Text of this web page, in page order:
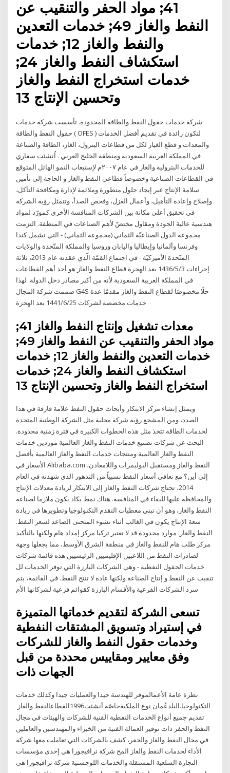
41; مواد الحفر والتنقيب عن
النفط والغاز 49; خدمات التعدين
والنفط والغاز 12; خدمات
استكشاف النفط والغاز 24;
خدمات استخراج النفط والغاز
وتحسين الإنتاج 13
شركة خدمات حقول النفط والطاقة المحدودة. تأسست شركة خدمات
حقول النفط والطاقة ( OFES ) لتكون رائدة في تقديم أفضل الخدمات
والمعدات و قطع الغيار لكل من قطاعات البترول، الغاز، الطاقة والصناعة
في المملكة العربية السعودية ومنطقة الخليج العربي . اُنشئت سفاري
للخدمات البترولية والغاز في عام ٢٠٠٧م لإستيعاب النمو الهائل المتوقع
في القطاعات الصناعية وخصوصاً قطاعي النفط والغاز و الحاجة إلى تأمين
سلامة الإنتاج عبر إيجاد حلول متطورة وملائمة لإدارة ومكافحة التآكل،
وإصلاح وإعادة التأهيل، وأعمال العزل، وفحص الصدأ، وتتمثل رؤية الشركة
في تحقيق أعلى مكانة بين الشركات المنافسة الأخرى كمورّد لمواد
هندسية عالية الجودة ومقاول مختصّ لأهم الصناعات في المنطقة. التزمت
مجموعة الدول الصناعيّة الثماني (مجموعة الثماني) - التي تشمل كندا
وفرنسا وألمانيا وإيطاليا واليابان وروسيا والمملكة المتّحدة والولايات
المتّحدة الأميركيّة - في اجتماع القمّة الّذي عقدته عام 2013، ثلاثة
إجراءات 3‏‏/5‏‏/1436 بعد الهجرة قطاع النفط والغاز هو أحد أهم القطاعات
في المملكة العربية السعودية لأنه من أكبر مصادر دخل الدولة. لهذا
صممت شركة المجال G4S حلًا مخصوصًا لقطاع النفط والغاز مقدمًا عدة
خدمات مخصصة لشركات 25‏‏/6‏‏/1441 بعد الهجرة
معدات تشغيل وإنتاج النفط والغاز 41;
مواد الحفر والتنقيب عن النفط والغاز 49;
خدمات التعدين والنفط والغاز 12; خدمات
استكشاف النفط والغاز 24; خدمات
استخراج النفط والغاز وتحسين الإنتاج 13
ويمثل إنشاء مركز الابتكار وأبحاث حقول النفط علامة فارقة في هذا
الصدد، ومن المشجع رؤية شركة محلية مثل الشركة الوطنية المتحدة
لخدمات الطاقة تتخذ مثل هذه الخطوات الكبيرة في فترة زمنية محدودة.
البحث عن شركات تصنيع خدمات النفط والغاز العالمية موردين خدمات
النفط والغاز العالمية ومنتجات خدمات النفط والغاز العالمية بأفضل
الأسعار في Alibaba.com النفط والغاز ومستقبل البوليمرات واللامعادن،
إلى أين؟ مع تعافي أسعار النفط نسبياً من التدهور الذي شهدته في العام
2014، تحتاج شركات النفط والغاز إلى الابتكار لزيادة معدلات الإنتاج
والمحافظة عليها للبقاء في المنافسة. هناك نمط يكاد يكون ملازما لصناعة
النفط والغاز، وهو أن تبني معطيات التقدم التكنولوجيا وتطويرها في زيادة
سعة الإنتاج يكون في الغالب أثناء نشوء المنحنى الصاعد لسعر النفط.
النفط والغاز: موارد محدودة قد لا تعتبر تركيا مركز إمداد هام ولكنها بالتأكيد
مركز طلب هام للنفط والغاز في منطقة الشرق الأوسط، مما يجعلها وجهة
لصادرات النفط من اللاعبين الإقليميين الرئيسيين هذه قائمة شركات
خدمات الحقول النفطية - وهي الشركات البارزة التي توفر الخدمات لل
تنقيب عن النفط و إنتاج الصناعة ولكنها عادة لا تنتج النفط. في القائمة، يتم
سرد الشركات الفرعية والأقسام البارزة كقوائم فرعية لشركاتها الأم
تسعى الشركة لتقديم خدماتها المتميزة
في إستيراد وتسويق المشتقات النفطية
وخدمات حقول النفط والغاز للشركات
وفق معايير ومقاييس محددة من قبل
نظرة عامة الأعمالموفر للهندسة جيدا والعمليات جيدا وكذلك خدمات
التكنولوجيا.البلدعُمان نوع الملكيةخاصّة أنشئت1996القطاعالنفط والغاز
تقديم جميع أنواع الخدمات النفطية الفنية للشركات والهيئات في مجال
النفط والحفر ذات توفير العمالة الفنية من الخبراء والمهندسين والعاملين
في مجال النفط والغاز والحفر، كشف بالشركات التي تعاملت معها شركة
الأداء لخدمات النفط والغاز المح شركة ترافيجورا هي إحدى مؤسسات
التجارة السلعية المستقلة والخدمات اللوجستية شركة ترافيجورا هي